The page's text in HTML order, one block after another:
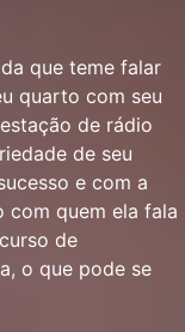
que teme falar
quarto com seu
de rádio
de seu
e com a
com quem ela fala
de
o que pode se